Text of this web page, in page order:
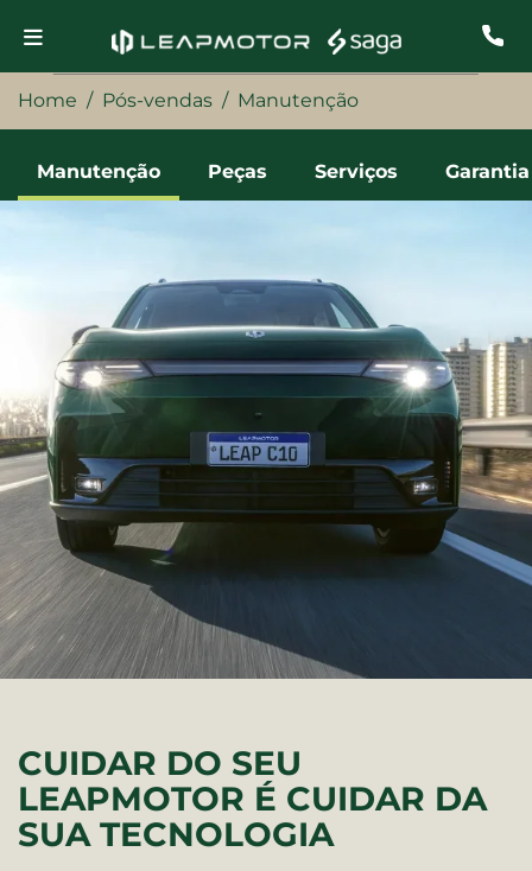
Home Pós-vendas Manutenção
Manutenção Peças Serviços Garantia
CUIDAR DO SEU
LEAPMOTOR É CUIDAR DA
SUA TECNOLOGIA